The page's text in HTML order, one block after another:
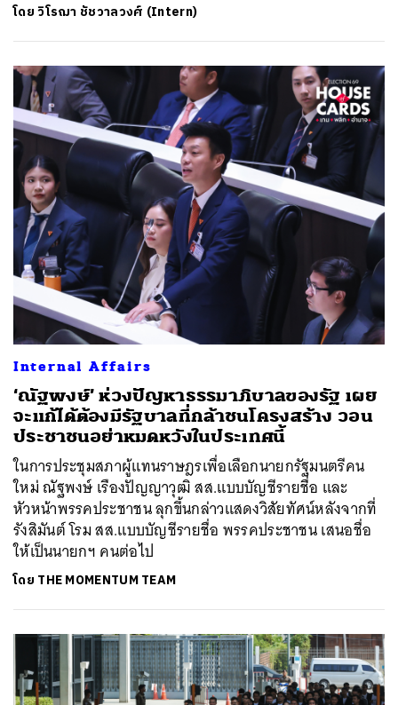
โดยวิโรฌา ชัชวาลวงศ์ (Intern)
Internal Affairs
‘ณัฐพงษ์’ ห่วงปัญหาธรรมาภิบาลของรัฐ เผย
จะแก้ได้ต้องมีรัฐบาลที่กล้าชนโครงสร้าง วอน
ประชาชนอย่าหมดหวังในประเทศนี้
ในการประชุมสภาผู้แทนราษฎรเพื่อเลือกนายกรัฐมนตรีคน
ใหม่ ณัฐพงษ์ เรืองปัญญาวุฒิ สส.แบบบัญชีรายชื่อ และ
หัวหน้าพรรคประชาชน ลุกขึ้นกล่าวแสดงวิสัยทัศน์หลังจากที่
รังสิมันต์ โรม สส.แบบบัญชีรายชื่อ พรรคประชาชน เสนอชื่อ
ให้เป็นนายกฯ คนต่อไป
โดย THE MOMENTUM TEAM
ค้นหา
SHARE TWEET LINE EMAIL